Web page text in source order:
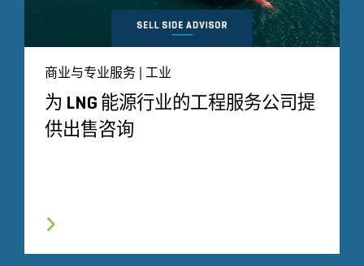
商业与专业服务 | 工业
为 LNG 能源行业的工程服务公司提
供出售咨询